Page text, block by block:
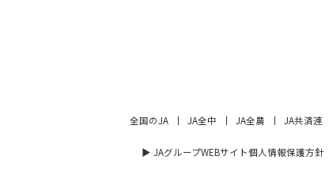
全国のJA JA全中 JA全農 JA共済連
▶︎ JAグループWEBサイト個人情報保護方針